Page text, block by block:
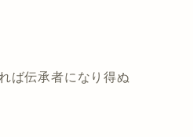
ば伝承者になり得ぬ